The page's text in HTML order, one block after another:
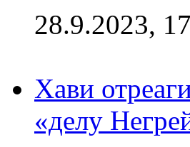
28.9.2023,
Хави
«делу